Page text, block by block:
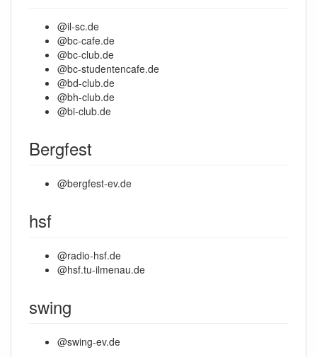
@il-sc.de
@bc-cafe.de
@bc-club.de
@bc-studentencafe.de
@bd-club.de
@bh-club.de
@bi-club.de
Bergfest
@bergfest-ev.de
hsf
@radio-hsf.de
@hsf.tu-ilmenau.de
swing
@swing-ev.de